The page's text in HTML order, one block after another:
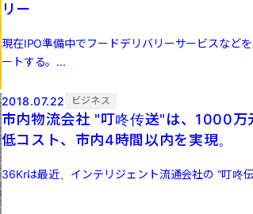
リー
現在IPO準備中でフードデリバリーサービスなど
ートする。...
2018.07.22 ビジネス
市内物流会社 "叮咚传送"は、1000万
低コスト、市内4時間以内を実現。
36Krは最近、インテリジェント流通会社の “叮咚